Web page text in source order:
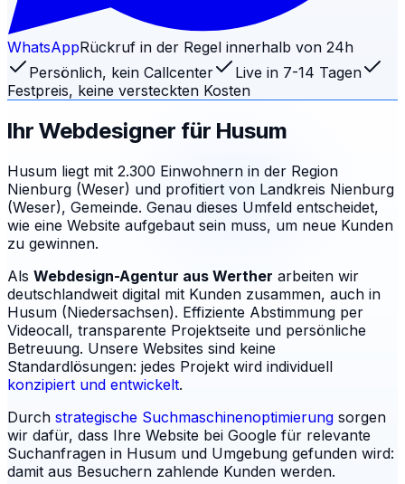
WhatsAppRückruf in der Regel innerhalb von 24h
Persönlich, kein Callcenter
Live in 7-14 Tagen
Festpreis, keine versteckten Kosten
Ihr Webdesigner für Husum
Husum liegt mit 2.300 Einwohnern in der Region
Nienburg (Weser) und profitiert von Landkreis Nienburg
(Weser), Gemeinde. Genau dieses Umfeld entscheidet,
wie eine Website aufgebaut sein muss, um neue Kunden
zu gewinnen.
Als Webdesign-Agentur aus Werther arbeiten wir
deutschlandweit digital mit Kunden zusammen, auch in
Husum (Niedersachsen). Effiziente Abstimmung per
Videocall, transparente Projektseite und persönliche
Betreuung. Unsere Websites sind keine
Standardlösungen: jedes Projekt wird individuell
konzipiert und entwickelt.
Durch strategische Suchmaschinenoptimierung sorgen
wir dafür, dass Ihre Website bei Google für relevante
Suchanfragen in Husum und Umgebung gefunden wird:
damit aus Besuchern zahlende Kunden werden.